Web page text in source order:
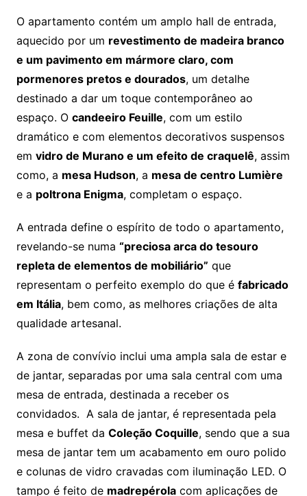
O apartamento contém um amplo hall de entrada,
aquecido por um revestimento de madeira branco
e um pavimento em mármore claro, com
pormenores pretos e dourados, um detalhe
destinado a dar um toque contemporâneo ao
espaço. O candeeiro Feuille, com um estilo
dramático e com elementos decorativos suspensos
em vidro de Murano e um efeito de craquelê, assim
como, a mesa Hudson, a mesa de centro Lumière
e a poltrona Enigma, completam o espaço.
A entrada define o espírito de todo o apartamento,
revelando-se numa “preciosa arca do tesouro
repleta de elementos de mobiliário” que
representam o perfeito exemplo do que é fabricado
em Itália, bem como, as melhores criações de alta
qualidade artesanal.
A zona de convívio inclui uma ampla sala de estar e
de jantar, separadas por uma sala central com uma
mesa de entrada, destinada a receber os
convidados. A sala de jantar, é representada pela
mesa e buffet da Coleção Coquille, sendo que a sua
mesa de jantar tem um acabamento em ouro polido
e colunas de vidro cravadas com iluminação LED. O
tampo é feito de madrepérolacom aplicações de